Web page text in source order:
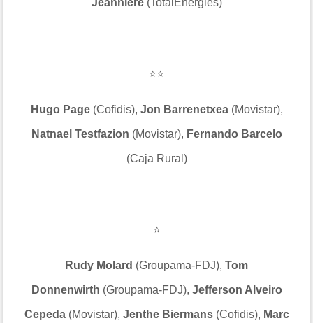
Jeannière(TotalEnergies)
⭐⭐
Hugo Page (Cofidis), Jon Barrenetxea(Movistar),
Natnael Testfazion (Movistar), Fernando Barcelo
(Caja Rural)
⭐
Rudy Molard (Groupama-FDJ), Tom
Donnenwirth (Groupama-FDJ), Jefferson Alveiro
Cepeda(Movistar), Jenthe Biermans(Cofidis), Marc